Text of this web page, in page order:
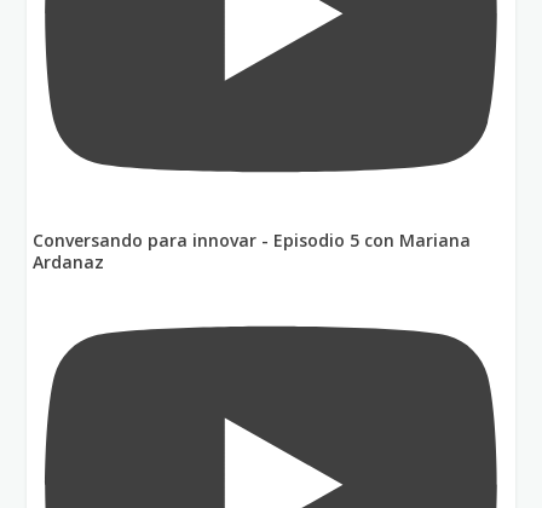
Conversando para innovar - Episodio 5 con Mariana
Ardanaz